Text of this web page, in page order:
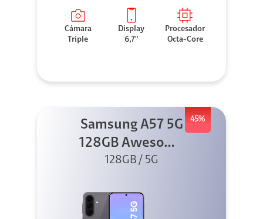
Cámara
Triple
Display
6,7"
Procesador
Octa-Core
45%
Samsung A57 5G
128GB Awesome
Gray
128GB / 5G